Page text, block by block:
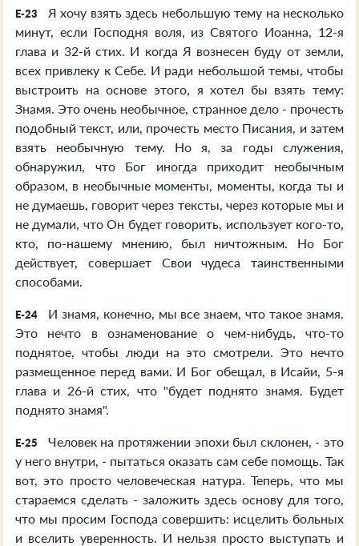
E-23
Я хочу взять здесь небольшую тему на несколько
минут, если Господня воля, из Святого Иоанна, 12-я
глава и 32-й стих. И когда Я вознесен буду от земли,
всех привлеку к Себе. И ради небольшой темы, чтобы
выстроить на основе этого, я хотел бы взять тему:
Знамя. Это очень необычное, странное дело - прочесть
подобный текст, или, прочесть место Писания, и затем
взять необычную тему. Но я, за годы служения,
обнаружил, что Бог иногда приходит необычным
образом, в необычные моменты, моменты, когда ты и
не думаешь, говорит через тексты, через которые мы и
не думали, что Он будет говорить, использует кого-то,
кто, по-нашему мнению, был ничтожным. Но Бог
действует, совершает Свои чудеса таинственными
способами.
E-24
И знамя, конечно, мы все знаем, что такое знамя.
Это нечто в ознаменование о чем-нибудь, что-то
поднятое, чтобы люди на это смотрели. Это нечто
размещенное перед вами. И Бог обещал, в Исайи, 5-я
глава и 26-й стих, что "будет поднято знамя. Будет
поднято знамя".
E-25
Человек на протяжении эпохи был склонен, - это
у него внутри, - пытаться оказать сам себе помощь. Так
вот, это просто человеческая натура. Теперь, что мы
стараемся сделать - заложить здесь основу для того,
что мы просим Господа совершить: исцелить больных
и вселить уверенность. И нельзя просто выступать и